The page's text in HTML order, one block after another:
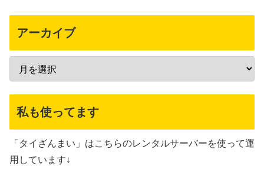
アーカイブ
私も使ってます
「タイざんまい」はこちらのレンタルサーバーを使って運
用しています↓